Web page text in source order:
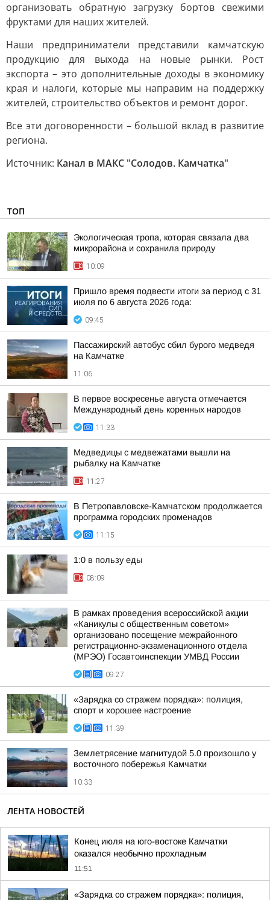
организовать обратную загрузку бортов свежими
фруктами для наших жителей.
Наши предприниматели представили камчатскую
продукцию для выхода на новые рынки. Рост
экспорта – это дополнительные доходы в экономику
края и налоги, которые мы направим на поддержку
жителей, строительство объектов и ремонт дорог.
Все эти договоренности – большой вклад в развитие
региона.
Источник: Канал в МАКС "Солодов. Камчатка"
ТОП
Экологическая тропа, которая связала два
микрорайона и сохранила природу
10:09
Пришло время подвести итоги за период с 31
июля по 6 августа 2026 года:
09:45
Пассажирский автобус сбил бурого медведя
на Камчатке
11:06
В первое воскресенье августа отмечается
Международный день коренных народов
11:33
Медведицы с медвежатами вышли на
рыбалку на Камчатке
11:27
В Петропавловске-Камчатском продолжается
программа городских променадов
11:15
1:0 в пользу еды
08:09
В рамках проведения всероссийской акции
«Каникулы с общественным советом»
организовано посещение межрайонного
регистрационно-экзаменационного отдела
(МРЭО) Госавтоинспекции УМВД России
09:27
«Зарядка со стражем порядка»: полиция,
спорт и хорошее настроение
11:39
Землетрясение магнитудой 5.0 произошло у
восточного побережья Камчатки
10:33
ЛЕНТА НОВОСТЕЙ
Конец июля на юго-востоке Камчатки
оказался необычно прохладным
11:51
«Зарядка со стражем порядка»: полиция,